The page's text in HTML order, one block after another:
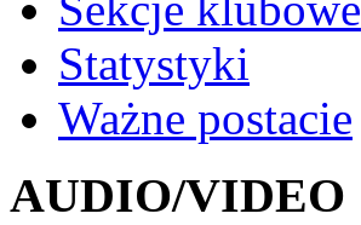
Statystyki
Ważne postacie
AUDIO/VIDEO